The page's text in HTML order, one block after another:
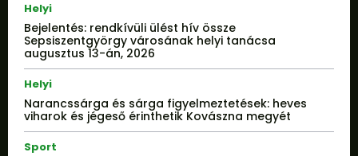
Helyi
Bejelentés: rendkívüli ülést hív össze
Sepsiszentgyörgy városának helyi tanácsa
augusztus 13-án, 2026
Helyi
Narancssárga és sárga figyelmeztetések: heves
viharok és jégeső érinthetik Kovászna megyét
Sport